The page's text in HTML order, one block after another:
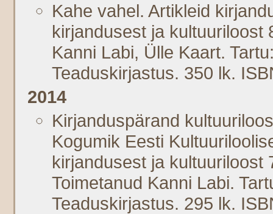
Kahe vahel. Artikleid
kirjandusest ja kultuuriloost
Kanni Labi, Ülle Kaart.
Teaduskirjastus. 350 lk.
2014
Kirjanduspärand
Kogumik Eesti
kirjandusest ja kultuuriloost
Toimetanud Kanni Labi.
Teaduskirjastus. 295 lk.